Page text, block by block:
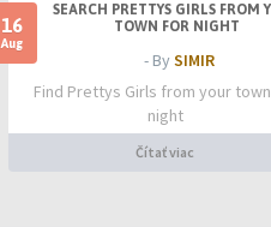
16
Aug
SEARCH PRETTYS GIRLS FROM
TOWN FOR NIGHT
- By SIMIR
Find Prettys Girls from your
night
Čítať viac